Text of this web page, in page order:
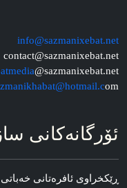
info@sazmanixebat.net
contact@sazmanixebat.net
@sazmanixebat.net
om
ئۆرگانه‌کانی
ڕێکخراوی ئافره‌تانی